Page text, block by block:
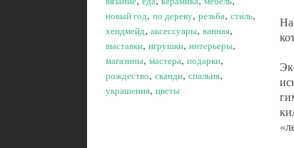
новый год, по дереву, резьба, стиль,
хендмейд, аксессуары, ванная,
выставки, игрушки, интерьеры,
магазины, мастера, подарки,
рождество, сканди, спальня,
украшения, цветы